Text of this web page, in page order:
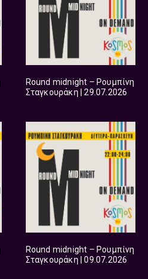
Round midnight – Ρουμπίνη
Σταγκουράκη | 29.07.2026
Round midnight – Ρουμπίνη
Σταγκουράκη | 09.07.2026